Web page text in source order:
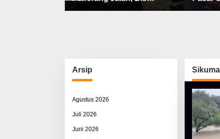
Sekolah, Jalan Rusak Berat
Arsip
Agustus 2026
Juli 2026
Juni 2026